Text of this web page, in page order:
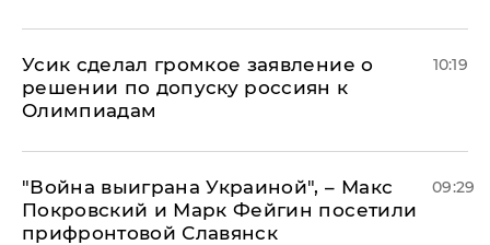
Усик сделал громкое заявление о
решении по допуску россиян к
Олимпиадам
10:19
"Война выиграна Украиной", – Макс
Покровский и Марк Фейгин посетили
прифронтовой Славянск
09:29